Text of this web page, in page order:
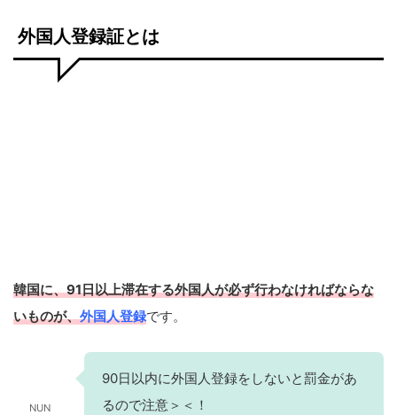
外国人登録証とは
韓国に、91日以上滞在する外国人が必ず行わなければならな
いものが、外国人登録です。
NUN
90日以内に外国人登録をしないと罰金があ
るので注意＞＜！